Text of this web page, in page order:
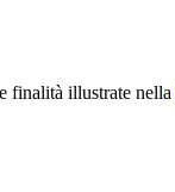
finalità illustrate nella